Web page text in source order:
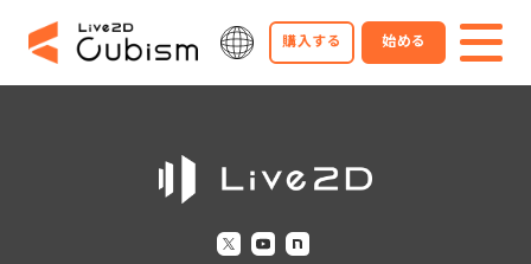
購入する 始める